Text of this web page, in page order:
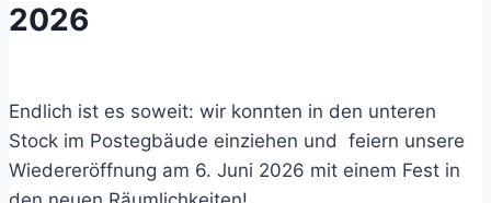
2026
Endlich ist es soweit: wir konnten in den unteren
Stock im Postegbäude einziehen und feiern unsere
Wiedereröffnung am 6. Juni 2026 mit einem Fest in